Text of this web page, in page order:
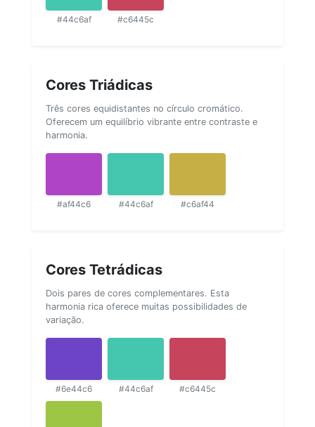
#44c6af #c6445c
Cores Triádicas
Três cores equidistantes no círculo cromático.
Oferecem um equilíbrio vibrante entre contraste e
harmonia.
#af44c6 #44c6af #c6af44
Cores Tetrádicas
Dois pares de cores complementares. Esta
harmonia rica oferece muitas possibilidades de
variação.
#6e44c6 #44c6af #c6445c